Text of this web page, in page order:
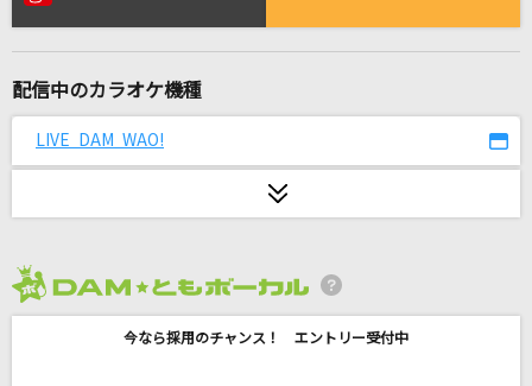
八月の夜
幽霊船戦(ビデオクリップバージョン)
配信中のカラオケ機種
LIVE DAM WAO!
今なら採用のチャンス！ エントリー受付中